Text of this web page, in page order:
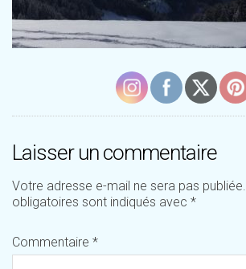
Laisser un commentaire
Votre adresse e-mail ne sera pas publiée.
obligatoires sont indiqués avec *
Commentaire *